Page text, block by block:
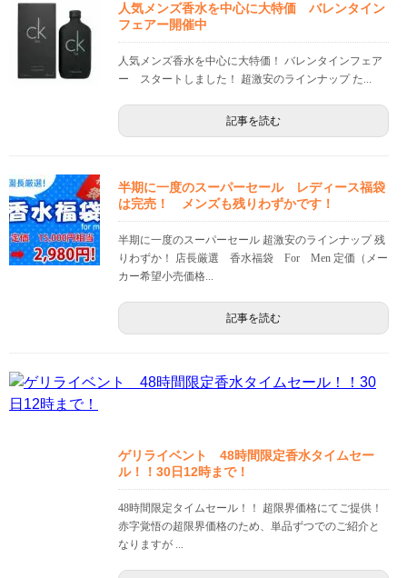
人気メンズ香水を中心に大特価 バレンタイン
フェアー開催中
人気メンズ香水を中心に大特価！ バレンタインフェア
ー スタートしました！ 超激安のラインナップ た...
記事を読む
半期に一度のスーパーセール レディース福袋
は完売！ メンズも残りわずかです！
半期に一度のスーパーセール 超激安のラインナップ 残
りわずか！ 店長厳選 香水福袋 For Men 定価（メー
カー希望小売価格...
記事を読む
ゲリライベント 48時間限定香水タイムセー
ル！！30日12時まで！
48時間限定タイムセール！！ 超限界価格にてご提供！
赤字覚悟の超限界価格のため、単品ずつでのご紹介と
なりますが ...